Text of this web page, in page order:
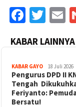
KABAR LAINNYA
KABAR GAYO 18 Juli 2026
‎Pengurus DPD II
Tengah
Feriyanto:
Bersatu!